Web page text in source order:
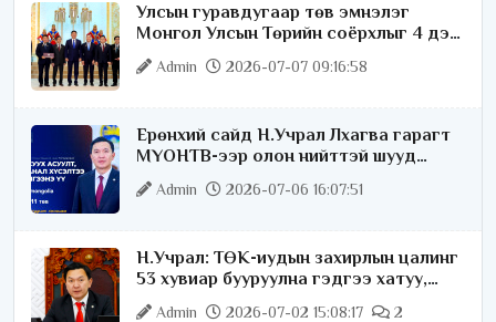
Улсын гуравдугаар төв эмнэлэг
Монгол Улсын Төрийн соёрхлыг 4 дэх
удаагаа хүртлээ
Admin 2026-07-07 09:16:58
Ерөнхий сайд Н.Учрал Лхагва гарагт
МҮОНТВ-ээр олон нийттэй шууд
ярилцана
Admin 2026-07-06 16:07:51
Н.Учрал: ТӨК-иудын захирлын цалинг
53 хувиар бууруулна гэдгээ хатуу,
хариуцлагатайгаар хэлье
Admin 2026-07-02 15:08:17 2